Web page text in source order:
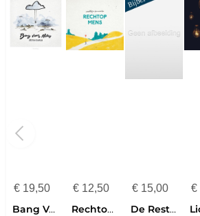
€19,50
Bang Voor Niks (vinyl) [+!+]
€12,50
Rechtop Mens Cd
€ 15,00
De Rest Mag Je Hebben
€